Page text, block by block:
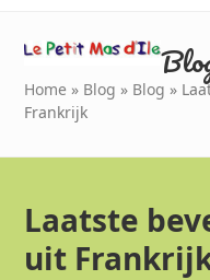
content
mobile
menu
mobile
menu
Home » Blog » Blog »
Frankrijk
Laatste
uit